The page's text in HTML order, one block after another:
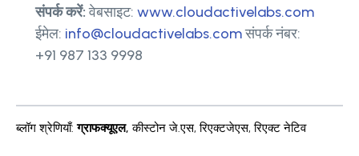
संपर्क करें:वेबसाइट: www.cloudactivelabs.com
ईमेल: info@cloudactivelabs.comसंपर्क नंबर:
+91 987 133 9998
ब्लॉग श्रेणियाँ: ग्राफक्यूएल, कीस्टोन जे.एस,रिएक्टजेएस,रिएक्ट नेटिव